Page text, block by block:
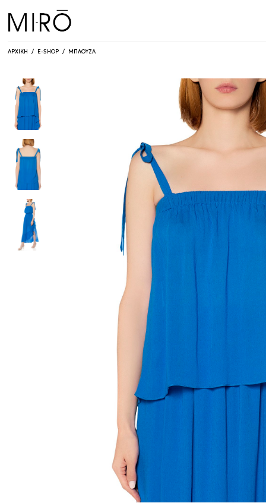
ΑΡΧΙΚΗ / E-SHOP / ΜΠΛΟΥΖΑ